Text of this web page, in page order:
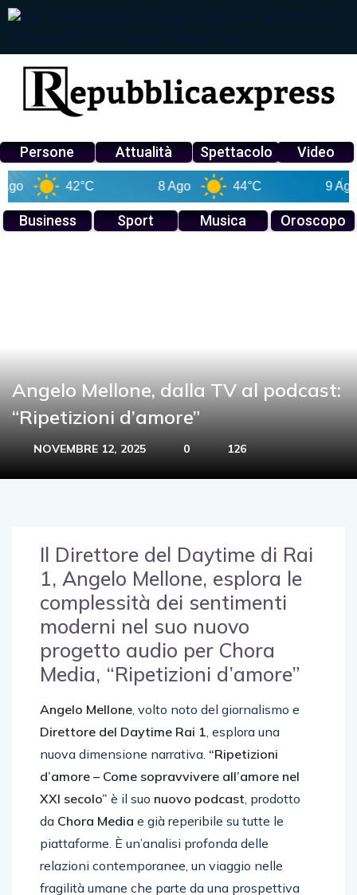
Persone Attualità Spettacolo Video
42°C 8 Ago 44°C 9 Ago
Business Sport Musica Oroscopo
Angelo Mellone, dalla TV al podcast:
“Ripetizioni d’amore”
NOVEMBRE 12, 2025 0 126
Il Direttore del Daytime di Rai
1, Angelo Mellone, esplora le
complessità dei sentimenti
moderni nel suo nuovo
progetto audio per Chora
Media, “Ripetizioni d’amore”
Angelo Mellone, volto noto del giornalismo e
Direttore del Daytime Rai 1, esplora una
nuova dimensione narrativa. “Ripetizioni
d’amore – Come sopravvivere all’amore nel
XXI secolo” è il suo nuovo podcast, prodotto
da Chora Media e già reperibile su tutte le
piattaforme. È un’analisi profonda delle
relazioni contemporanee, un viaggio nelle
fragilità umane che parte da una prospettiva